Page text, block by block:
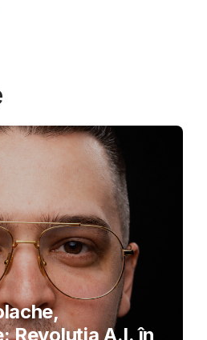
Revoluția A.I. în